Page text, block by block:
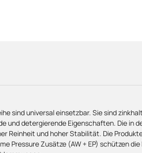
sind universal einsetzbar. Sie sind
und detergierende Eigenschaften. Die in
Reinheit und hoher Stabilität. Die
Pressure Zusätze (AW + EP) schützen